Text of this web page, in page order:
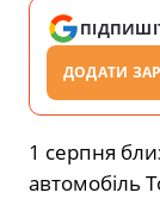
ДОДАТИ
1 серпня
автомобіль